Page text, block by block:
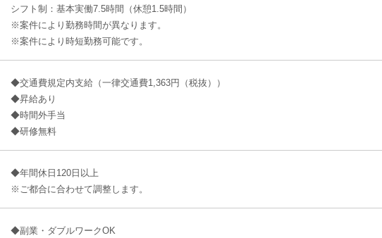
シフト制：基本実働7.5時間（休憩1.5時間）
※案件により勤務時間が異なります。
※案件により時短勤務可能です。
◆交通費規定内支給（一律交通費1,363円（税抜））
◆昇給あり
◆時間外手当
◆研修無料
◆年間休日120日以上
※ご都合に合わせて調整します。
◆副業・ダブルワークOK